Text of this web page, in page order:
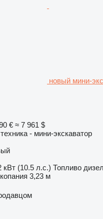
новый мини-
€ ≈ 7 961 $
- мини-экскаватор
кВт (10.5 л.с.) Топливо
3,23 м